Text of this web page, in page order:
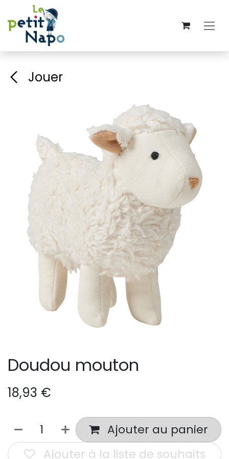
Se rendre au contenu
Jouer
Doudou mouton
18,93 €
Ajouter au panier
Ajouter à la liste de souhaits